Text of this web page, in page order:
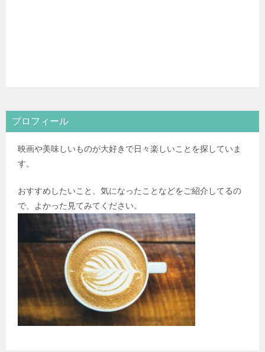
プロフィール
映画や美味しいものが大好きで日々楽しいことを探していま
す。
おすすめしたいこと、気になったことなどをご紹介してるの
で、よかった見てみてください。